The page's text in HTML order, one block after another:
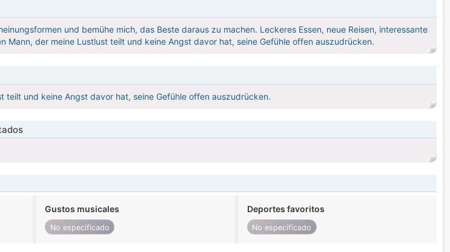
und bemühe mich, das Beste daraus zu machen. Leckeres Essen, neue Reisen, interessante
Mann, der meine Lustlust teilt und keine Angst davor hat, seine Gefühle offen auszudrücken.
teilt und keine Angst davor hat, seine Gefühle offen auszudrücken.
Gustos musicales
No especificado
Deportes favoritos
No especificado